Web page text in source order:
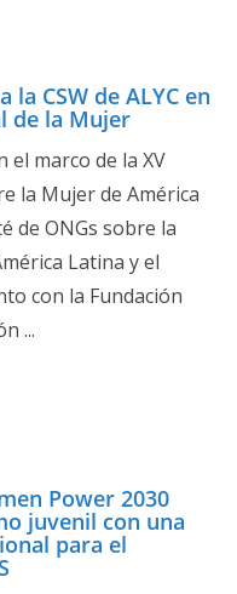
la CSW de ALYC en
de la Mujer
el marco de la XV
la Mujer de América
de ONGs sobre la
Latina y el
con la Fundación
...
Power 2030
juvenil con una
para el